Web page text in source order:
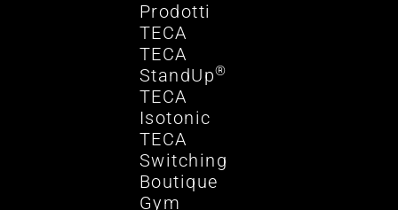
Prodotti
TECA
TECA
StandUp®
TECA
Isotonic
TECA
Switching
Boutique
Gym